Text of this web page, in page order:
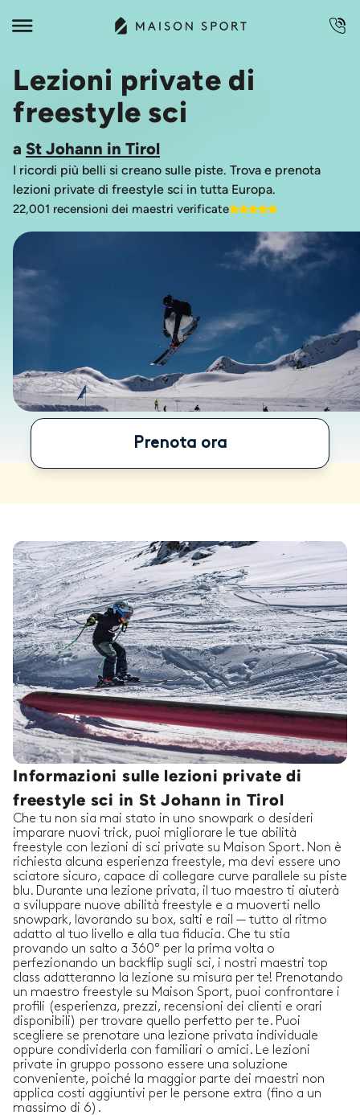
Lezioni private di
freestyle sci
a St Johann in Tirol
I ricordi più belli si creano sulle piste. Trova e prenota
lezioni private di freestyle sci in tutta Europa.
22,001 recensioni dei maestri verificate
Prenota ora
Informazioni sulle lezioni private di
freestyle sci in St Johann in Tirol
Che tu non sia mai stato in uno snowpark o desideri
imparare nuovi trick, puoi migliorare le tue abilità
freestyle con lezioni di sci private su Maison Sport. Non è
richiesta alcuna esperienza freestyle, ma devi essere uno
sciatore sicuro, capace di collegare curve parallele su piste
blu. Durante una lezione privata, il tuo maestro ti aiuterà
a sviluppare nuove abilità freestyle e a muoverti nello
snowpark, lavorando su box, salti e rail — tutto al ritmo
adatto al tuo livello e alla tua fiducia. Che tu stia
provando un salto a 360° per la prima volta o
perfezionando un backflip sugli sci, i nostri maestri top
class adatteranno la lezione su misura per te! Prenotando
un maestro freestyle su Maison Sport, puoi confrontare i
profili (esperienza, prezzi, recensioni dei clienti e orari
disponibili) per trovare quello perfetto per te. Puoi
scegliere se prenotare una lezione privata individuale
oppure condividerla con familiari o amici. Le lezioni
private in gruppo possono essere una soluzione
conveniente, poiché la maggior parte dei maestri non
applica costi aggiuntivi per le persone extra (fino a un
massimo di 6).